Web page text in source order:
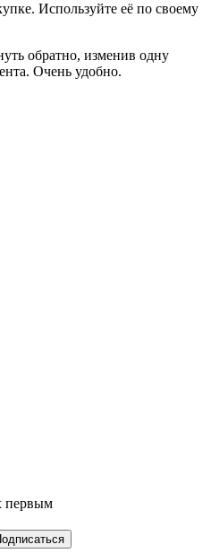
Используйте её по своему
обратно, изменив одну
Очень удобно.
первым